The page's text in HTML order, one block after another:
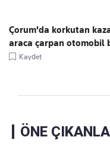
Çorum'da korkutan
araca çarpan otomobil
Kaydet
ÖNE